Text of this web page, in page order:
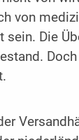
von
sein. Die